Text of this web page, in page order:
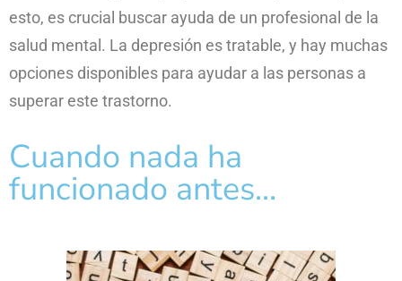
esto, es crucial buscar ayuda de un profesional de la
salud mental. La depresión es tratable, y hay muchas
opciones disponibles para ayudar a las personas a
superar este trastorno.
Cuando nada ha
funcionado antes...